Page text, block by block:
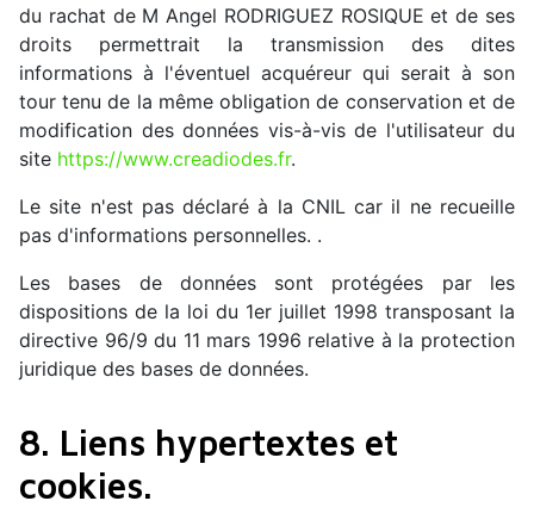
du rachat de M Angel RODRIGUEZ ROSIQUE et de ses
droits permettrait la transmission des dites
informations à l'éventuel acquéreur qui serait à son
tour tenu de la même obligation de conservation et de
modification des données vis-à-vis de l'utilisateur du
site https://www.creadiodes.fr.
Le site n'est pas déclaré à la CNIL car il ne recueille
pas d'informations personnelles. .
Les bases de données sont protégées par les
dispositions de la loi du 1er juillet 1998 transposant la
directive 96/9 du 11 mars 1996 relative à la protection
juridique des bases de données.
8. Liens hypertextes et
cookies.